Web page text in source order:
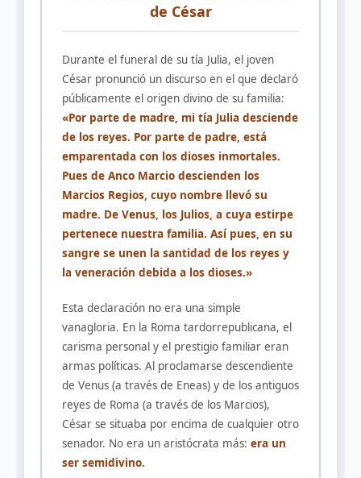
de César
Durante el funeral de su tía Julia, el joven
César pronunció un discurso en el que declaró
públicamente el origen divino de su familia:
«Por parte de madre, mi tía Julia desciende
de los reyes. Por parte de padre, está
emparentada con los dioses inmortales.
Pues de Anco Marcio descienden los
Marcios Regios, cuyo nombre llevó su
madre. De Venus, los Julios, a cuya estirpe
pertenece nuestra familia. Así pues, en su
sangre se unen la santidad de los reyes y
la veneración debida a los dioses.»
Esta declaración no era una simple
vanagloria. En la Roma tardorrepublicana, el
carisma personal y el prestigio familiar eran
armas políticas. Al proclamarse descendiente
de Venus (a través de Eneas) y de los antiguos
reyes de Roma (a través de los Marcios),
César se situaba por encima de cualquier otro
senador. No era un aristócrata más: era un
ser semidivino.